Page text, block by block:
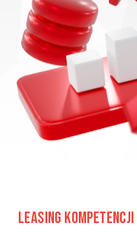
Leasing kompetencji